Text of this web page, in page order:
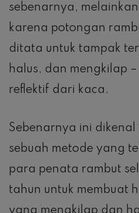
sebenarnya,
karena potongan
ditata untuk tampak
halus, dan mengkilap
reflektif dari kaca.
Sebenarnya ini dikenal
sebuah metode yang
para penata rambut
tahun untuk membuat